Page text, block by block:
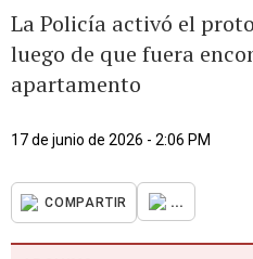
La Policía activó el
luego de que fuera
apartamento
17 de junio de 2026 - 2:06 PM
COMPARTIR ...